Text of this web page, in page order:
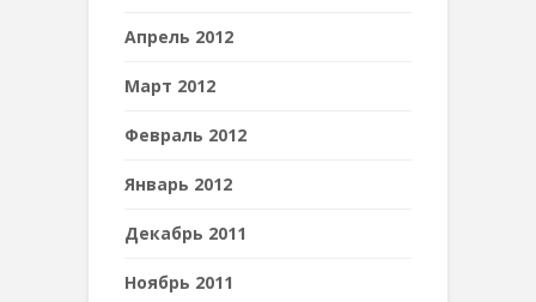
Апрель 2012
Март 2012
Февраль 2012
Январь 2012
Декабрь 2011
Ноябрь 2011